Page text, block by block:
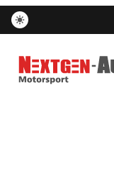
Nextgen-